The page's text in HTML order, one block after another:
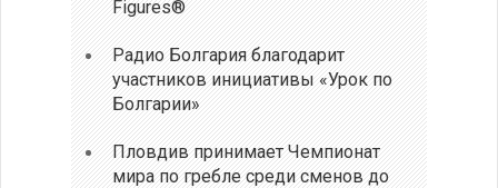
Figures®
Радио Болгария благодарит
участников инициативы «Урок по
Болгарии»
Пловдив принимает Чемпионат
мира по гребле среди сменов до